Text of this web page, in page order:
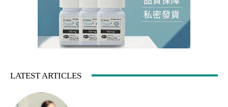
LATEST ARTICLES